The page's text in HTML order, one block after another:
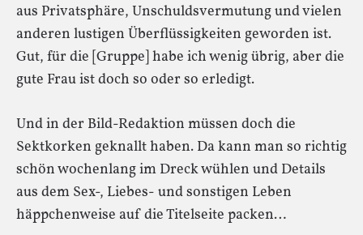
aus Privatsphäre, Unschuldsvermutung und vielen
anderen lustigen Überflüssigkeiten geworden ist.
Gut, für die [Gruppe] habe ich wenig übrig, aber die
gute Frau ist doch so oder so erledigt.
Und in der Bild-Redaktion müssen doch die
Sektkorken geknallt haben. Da kann man so richtig
schön wochenlang im Dreck wühlen und Details
aus dem Sex-, Liebes- und sonstigen Leben
häppchenweise auf die Titelseite packen…